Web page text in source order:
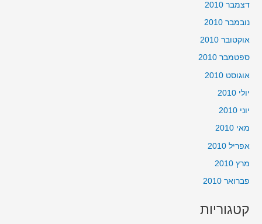
דצמבר 2010
נובמבר 2010
אוקטובר 2010
ספטמבר 2010
אוגוסט 2010
יולי 2010
יוני 2010
מאי 2010
אפריל 2010
מרץ 2010
פברואר 2010
קטגוריות